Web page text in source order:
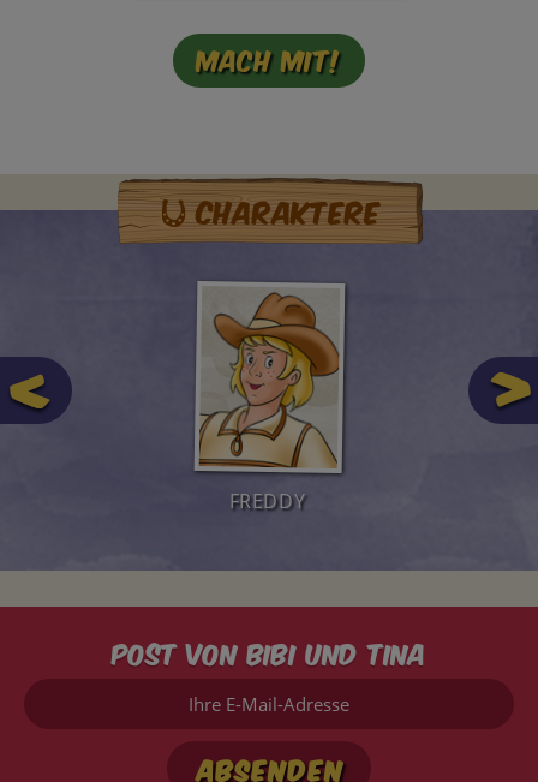
Mach mit!
Charaktere
FREDDY
Post von Bibi und Tina
Ihre
Mail-